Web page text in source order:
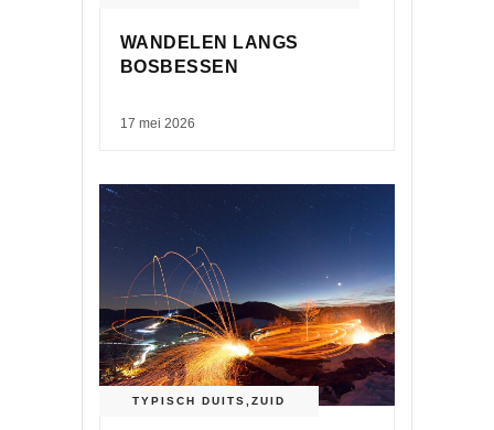
WANDELEN LANGS
BOSBESSEN
17 mei 2026
TYPISCH DUITS ZUID